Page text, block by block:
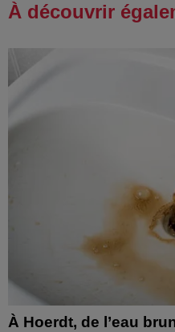
À découvrir
À Hoerdt, de l’eau